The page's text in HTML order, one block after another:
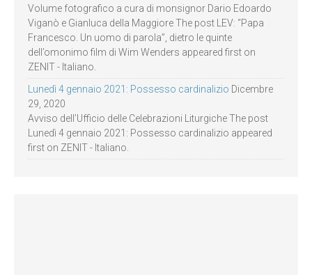
Volume fotografico a cura di monsignor Dario Edoardo
Viganò e Gianluca della Maggiore The post LEV: “Papa
Francesco. Un uomo di parola”, dietro le quinte
dell’omonimo film di Wim Wenders appeared first on
ZENIT - Italiano.
Lunedì 4 gennaio 2021: Possesso cardinalizio Dicembre
29, 2020
Avviso dell’Ufficio delle Celebrazioni Liturgiche The post
Lunedì 4 gennaio 2021: Possesso cardinalizio appeared
first on ZENIT - Italiano.